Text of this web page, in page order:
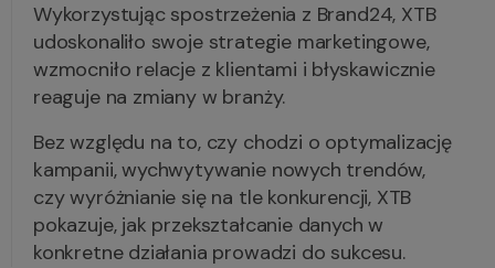
Wykorzystując spostrzeżenia z Brand24, XTB
udoskonaliło swoje strategie marketingowe,
wzmocniło relacje z klientami i błyskawicznie
reaguje na zmiany w branży.
Bez względu na to, czy chodzi o optymalizację
kampanii, wychwytywanie nowych trendów,
czy wyróżnianie się na tle konkurencji, XTB
pokazuje, jak przekształcanie danych w
konkretne działania prowadzi do sukcesu.